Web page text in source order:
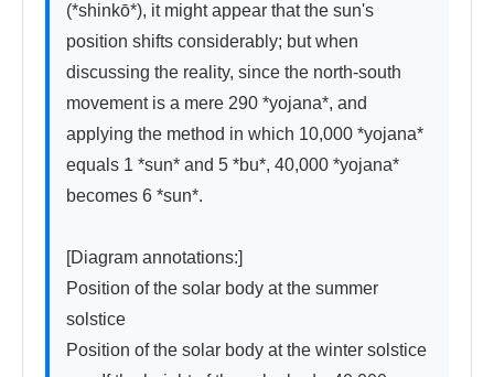
(*shinkō*), it might appear that the sun's
position shifts considerably; but when
discussing the reality, since the north-south
movement is a mere 290 *yojana*, and
applying the method in which 10,000 *yojana*
equals 1 *sun* and 5 *bu*, 40,000 *yojana*
becomes 6 *sun*.
[Diagram annotations:]
Position of the solar body at the summer
solstice
Position of the solar body at the winter solstice